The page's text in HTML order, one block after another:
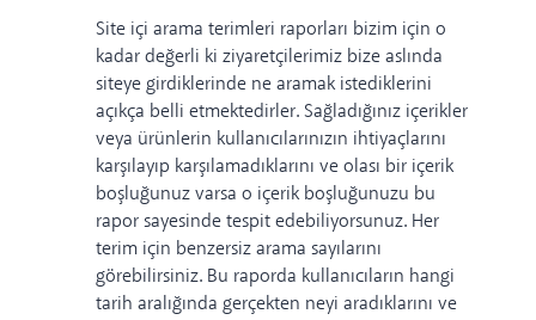
Site içi arama terimleri raporları bizim için o
kadar değerli ki ziyaretçilerimiz bize aslında
siteye girdiklerinde ne aramak istediklerini
açıkça belli etmektedirler. Sağladığınız içerikler
veya ürünlerin kullanıcılarınızın ihtiyaçlarını
karşılayıp karşılamadıklarını ve olası bir içerik
boşluğunuz varsa o içerik boşluğunuzu bu
rapor sayesinde tespit edebiliyorsunuz. Her
terim için benzersiz arama sayılarını
görebilirsiniz. Bu raporda kullanıcıların hangi
tarih aralığında gerçekten neyi aradıklarını ve